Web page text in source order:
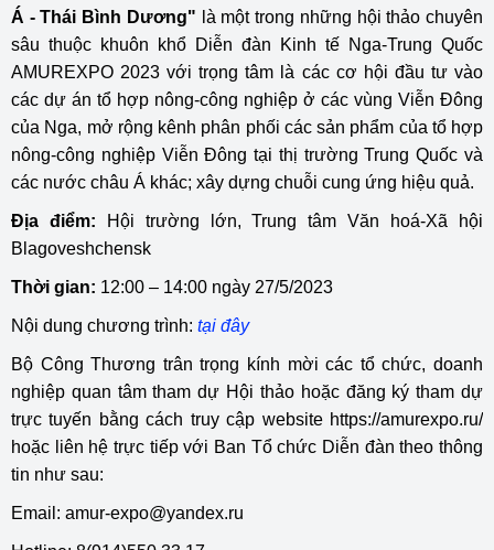
Á - Thái Bình Dương" là một trong những hội thảo chuyên
sâu thuộc khuôn khổ Diễn đàn Kinh tế Nga-Trung Quốc
AMUREXPO 2023 với trọng tâm là các cơ hội đầu tư vào
các dự án tổ hợp nông-công nghiệp ở các vùng Viễn Đông
của Nga, mở rộng kênh phân phối các sản phẩm của tổ hợp
nông-công nghiệp Viễn Đông tại thị trường Trung Quốc và
các nước châu Á khác; xây dựng chuỗi cung ứng hiệu quả.
Địa điểm: Hội trường lớn, Trung tâm Văn hoá-Xã hội
Blagoveshchensk
Thời gian: 12:00 – 14:00 ngày 27/5/2023
Nội dung chương trình: tại đây
Bộ Công Thương trân trọng kính mời các tổ chức, doanh
nghiệp quan tâm tham dự Hội thảo hoặc đăng ký tham dự
trực tuyến bằng cách truy cập website https://amurexpo.ru/
hoặc liên hệ trực tiếp với Ban Tổ chức Diễn đàn theo thông
tin như sau:
Email: amur-expo@yandex.ru